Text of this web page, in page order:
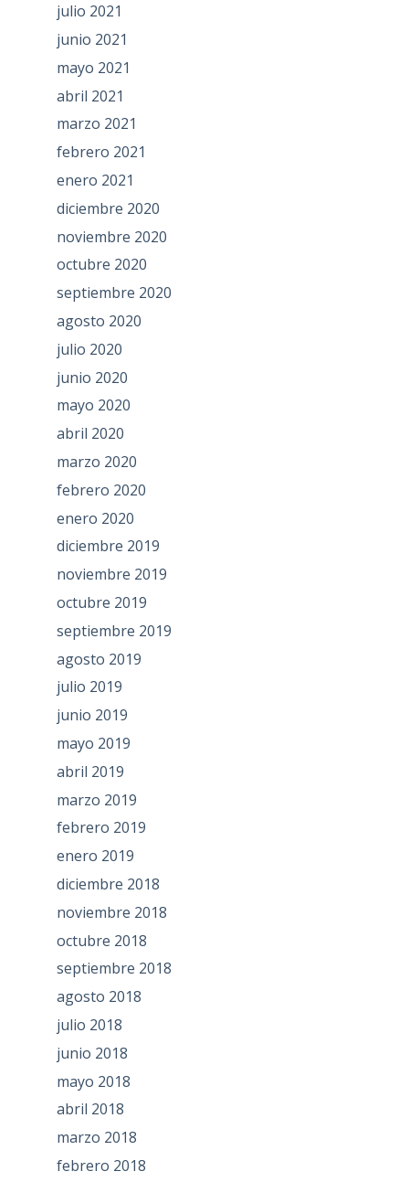
julio 2021
junio 2021
mayo 2021
abril 2021
marzo 2021
febrero 2021
enero 2021
diciembre 2020
noviembre 2020
octubre 2020
septiembre 2020
agosto 2020
julio 2020
junio 2020
mayo 2020
abril 2020
marzo 2020
febrero 2020
enero 2020
diciembre 2019
noviembre 2019
octubre 2019
septiembre 2019
agosto 2019
julio 2019
junio 2019
mayo 2019
abril 2019
marzo 2019
febrero 2019
enero 2019
diciembre 2018
noviembre 2018
octubre 2018
septiembre 2018
agosto 2018
julio 2018
junio 2018
mayo 2018
abril 2018
marzo 2018
febrero 2018